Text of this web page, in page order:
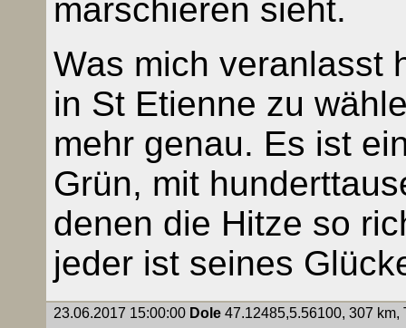
marschieren sieht.
Was mich veranlasst
in St Etienne zu
mehr genau. Es ist
Grün, mit
denen die Hitze so
jeder ist seines
23.06.2017 15:00:00 Dole47.12485,5.56100, 307 km,